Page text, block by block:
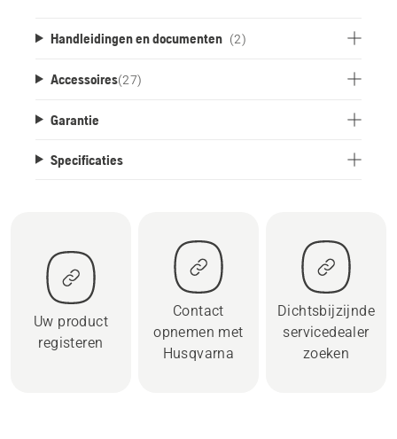
Handleidingen en documenten (2)
Accessoires(27)
Garantie
Specificaties
Uw product
registeren
Contact
opnemen met
Husqvarna
Dichtsbijzijnde
servicedealer
zoeken